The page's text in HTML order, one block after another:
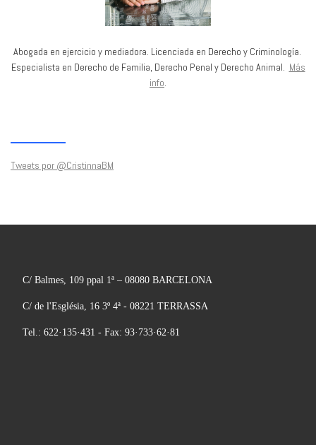
Abogada en ejercicio y mediadora. Licenciada en Derecho y Criminología.
Especialista en Derecho de Familia, Derecho Penal y Derecho Animal. Más
info.
Tweets por @CristinnaBM
C/ Balmes, 109 ppal 1ª – 08080 BARCELONA
C/ de l'Església, 16 3º 4ª - 08221 TERRASSA
Tel.: 622·135·431 - Fax: 93·733·62·81